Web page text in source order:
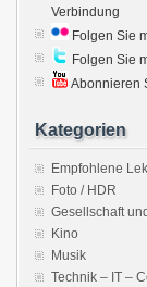
Verbindung
Folgen Sie
Folgen Sie
Abonnieren
Kategorien
Empfohlene
Foto / HDR
Gesellschaft
Kino
Musik
Technik – IT –